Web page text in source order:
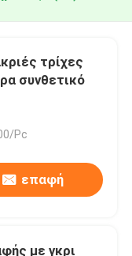
τρίχες
συνθετικό
Pc
επαφή
με γκρι